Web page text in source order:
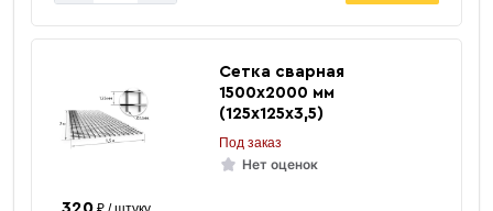
Сетка сварная
1500х2000 мм
(125х125х3,5)
Под заказ
Нет оценок